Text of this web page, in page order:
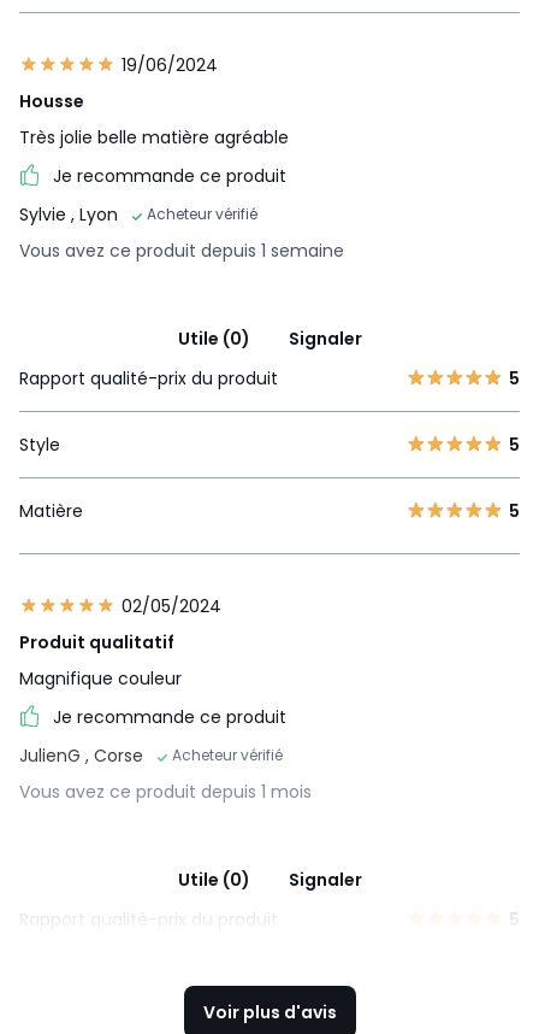
19/06/2024
Housse
Très jolie belle matière agréable
Je recommande ce produit
Sylvie , Lyon Acheteur vérifié
Vous avez ce produit depuis 1 semaine
Utile (0)
Signaler
Rapport qualité-prix du produit
5
Style 5
Matière 5
02/05/2024
Produit qualitatif
Magnifique couleur
Je recommande ce produit
JulienG , Corse Acheteur vérifié
Vous avez ce produit depuis 1 mois
Utile (0)
Signaler
Rapport qualité-prix du produit
5
Voir plus d'avis